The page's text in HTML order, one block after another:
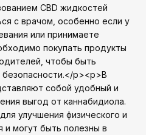
CBD жидкостей
с врачом, особенно если у
или принимаете
покупать продукты
чтобы быть
p><p>В
собой удобный и
выгод от каннабидиола.
улучшения физического и
и могут быть полезны в